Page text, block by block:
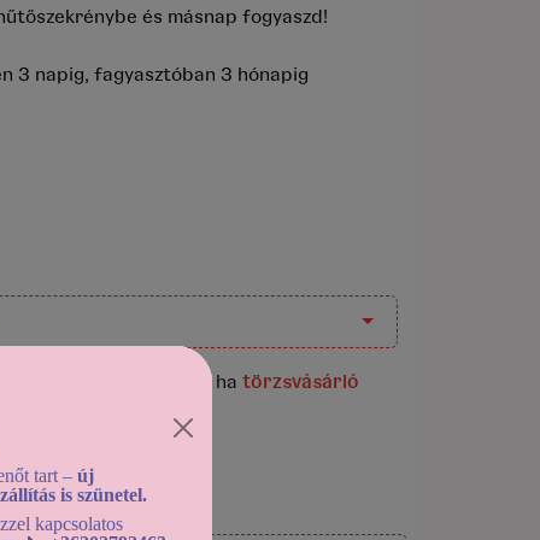
és másnap fogyaszd!
3 napig, fagyasztóban 3 hónapig
megvásárlása után, ha törzsvásárló
tart – új
is szünetel.
kapcsolatos